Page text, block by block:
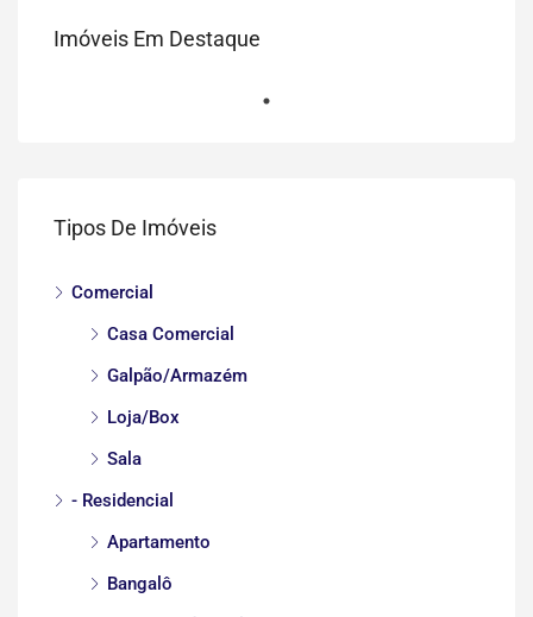
Imóveis Em Destaque
Tipos De Imóveis
Comercial
Casa Comercial
Galpão/Armazém
Loja/Box
Sala
- Residencial
Apartamento
Bangalô